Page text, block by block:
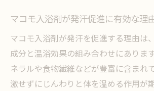
マコモ入浴剤が発汗促進に有効な理
マコモ入浴剤が発汗を促進する理由は
成分と温浴効果の組み合わせにありま
ネラルや食物繊維などが豊富に含まれ
激せずにじんわりと体を温める作用が